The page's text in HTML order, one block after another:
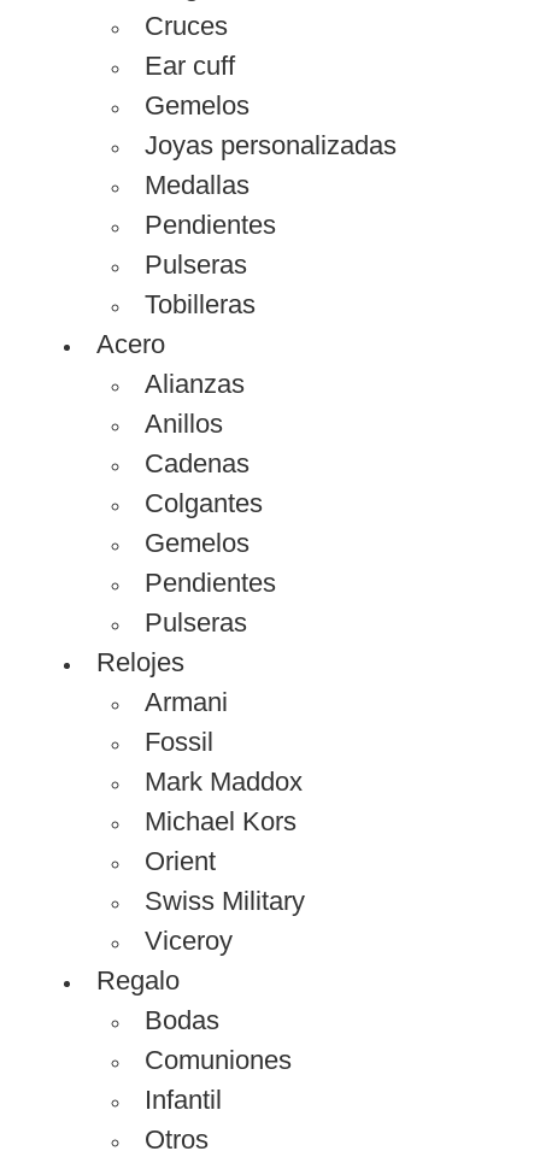
Cruces
Ear cuff
Gemelos
Joyas personalizadas
Medallas
Pendientes
Pulseras
Tobilleras
Acero
Alianzas
Anillos
Cadenas
Colgantes
Gemelos
Pendientes
Pulseras
Relojes
Armani
Fossil
Mark Maddox
Michael Kors
Orient
Swiss Military
Viceroy
Regalo
Bodas
Comuniones
Infantil
Otros